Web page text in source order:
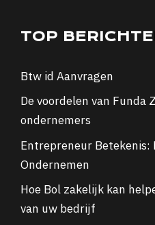
TOP
Btw id Aanvragen
De voordelen van Funda
ondernemers
Entrepreneur Betekenis:
Ondernemen
Hoe Bol zakelijk kan
van uw bedrijf